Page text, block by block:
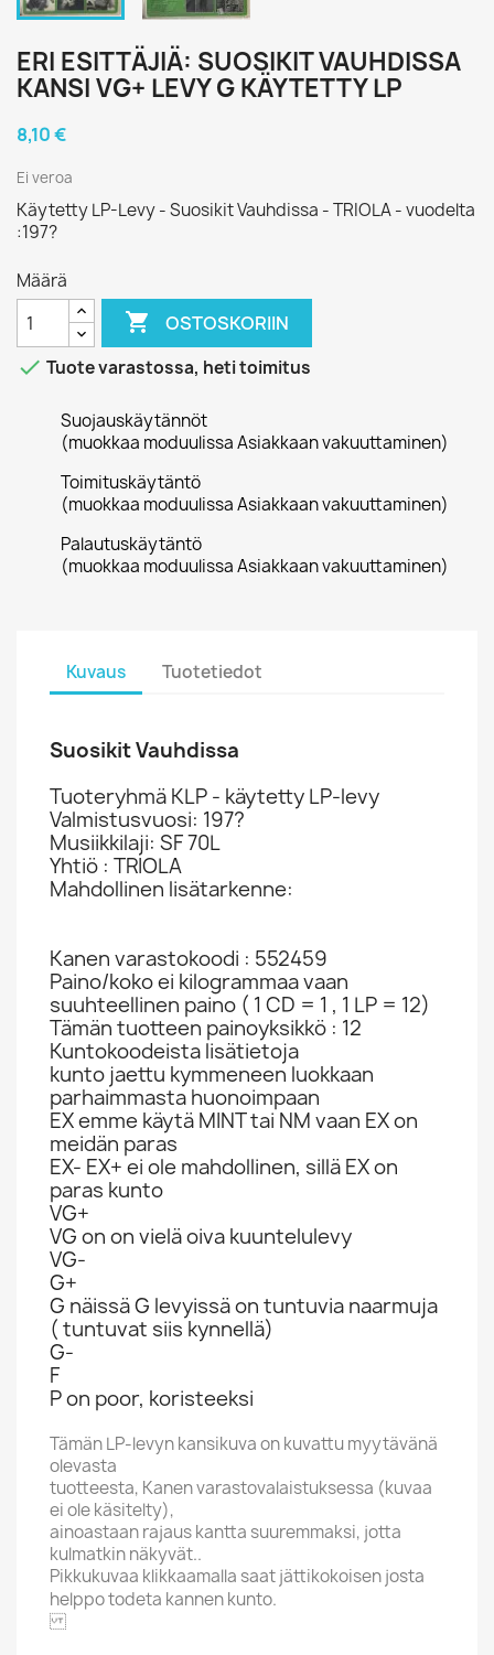
ERI ESITTÄJIÄ: SUOSIKIT VAUHDISSA
KANSI VG+ LEVY G KÄYTETTY LP
8,10 €
Ei veroa
Käytetty LP-Levy - Suosikit Vauhdissa - TRIOLA - vuodelta
:197?
Määrä
 OSTOSKORIIN
 Tuote varastossa, heti toimitus
Suojauskäytännöt
(muokkaa moduulissa Asiakkaan vakuuttaminen)
Toimituskäytäntö
(muokkaa moduulissa Asiakkaan vakuuttaminen)
Palautuskäytäntö
(muokkaa moduulissa Asiakkaan vakuuttaminen)
Kuvaus Tuotetiedot
Suosikit Vauhdissa
Tuoteryhmä KLP - käytetty LP-levy
Valmistusvuosi: 197?
Musiikkilaji: SF 70L
Yhtiö : TRIOLA
Mahdollinen lisätarkenne:
Kanen varastokoodi : 552459
Paino/koko ei kilogrammaa vaan
suuhteellinen paino ( 1 CD = 1 , 1 LP = 12)
Tämän tuotteen painoyksikkö : 12
Kuntokoodeista lisätietoja
kunto jaettu kymmeneen luokkaan
parhaimmasta huonoimpaan
EX emme käytä MINT tai NM vaan EX on
meidän paras
EX- EX+ ei ole mahdollinen, sillä EX on
paras kunto
VG+
VG on on vielä oiva kuuntelulevy
VG-
G+
G näissä G levyissä on tuntuvia naarmuja
( tuntuvat siis kynnellä)
G-
F
P on poor, koristeeksi
Tämän LP-levyn kansikuva on kuvattu myytävänä
olevasta
tuotteesta, Kanen varastovalaistuksessa (kuvaa
ei ole käsitelty),
ainoastaan rajaus kantta suuremmaksi, jotta
kulmatkin näkyvät..
Pikkukuvaa klikkaamalla saat jättikokoisen josta
helppo todeta kannen kunto.